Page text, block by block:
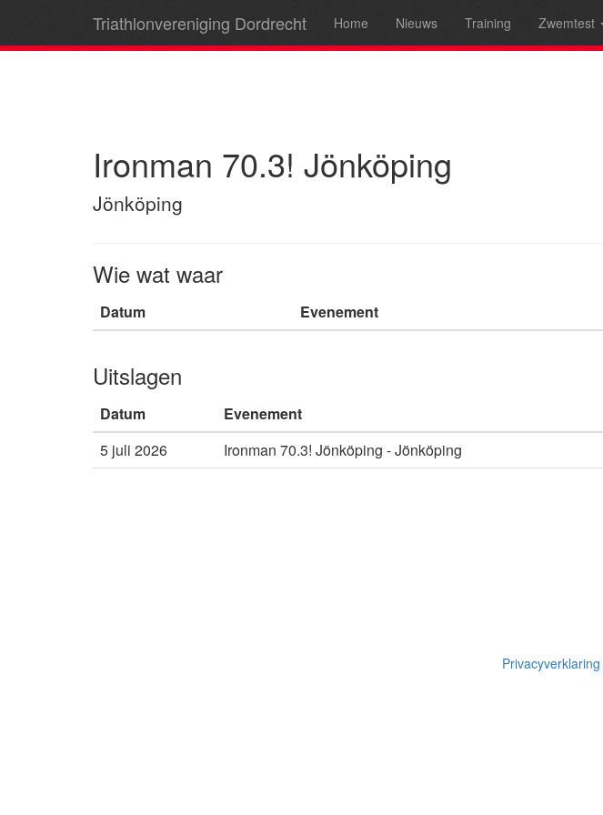
Triathlonvereniging Dordrecht Home Nieuws Training Zwemtest
Ironman 70.3! Jönköping
Jönköping
Wie wat waar
Datum Evenement
Uitslagen
Datum Evenement
5 juli 2026
Ironman 70.3! Jönköping - Jönköping
Privacyverklaring